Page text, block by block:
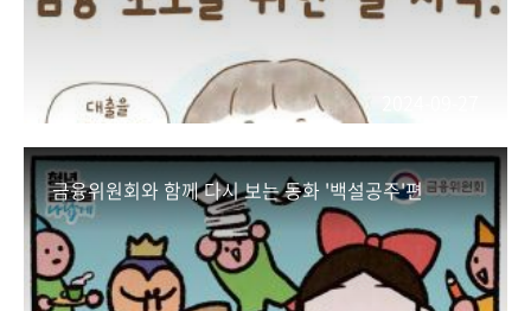
금융위원회와 함께 다시 보는 동화 '백설공주'편